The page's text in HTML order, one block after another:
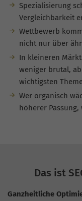
Spezialisierung
Vergleichbarkeit
Wettbewerb
nicht nur über
In kleineren
weniger brutal,
wichtigsten
Wer organisch
höherer
Das ist
Ganzheitliche